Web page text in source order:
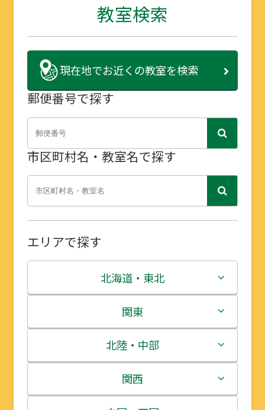
教室検索
現在地でお近くの教室を検索
郵便番号で探す
市区町村名・教室名で探す
エリアで探す
北海道・東北
北海道
青森県
岩手県
関東
茨城県
栃木県
北陸・中部
新潟県
関西